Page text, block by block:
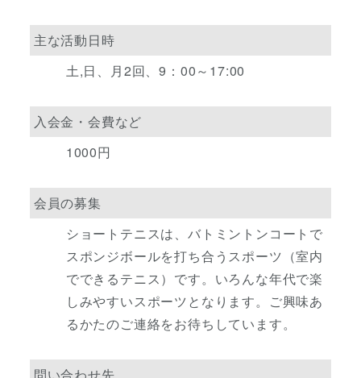
主な活動日時
土,日、月2回、9：00～17:00
入会金・会費など
1000円
会員の募集
ショートテニスは、バトミントンコートで
スポンジボールを打ち合うスポーツ（室内
でできるテニス）です。いろんな年代で楽
しみやすいスポーツとなります。ご興味あ
るかたのご連絡をお待ちしています。